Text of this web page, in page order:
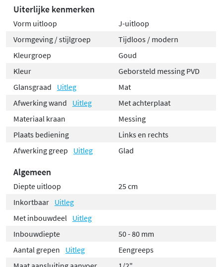
Uiterlijke kenmerken
Vorm uitloop
J-uitloop
Vormgeving / stijlgroep
Tijdloos / modern
Kleurgroep
Goud
Kleur
Geborsteld messing PVD
Glansgraad
Uitleg
Mat
Afwerking wand
Uitleg
Met achterplaat
Materiaal kraan
Messing
Plaats bediening
Links en rechts
Afwerking greep
Uitleg Glad
Algemeen
Diepte uitloop
25 cm
Inkortbaar Uitleg
Met inbouwdeel
Uitleg
Inbouwdiepte
50 - 80 mm
Aantal grepen
Uitleg
Eengreeps